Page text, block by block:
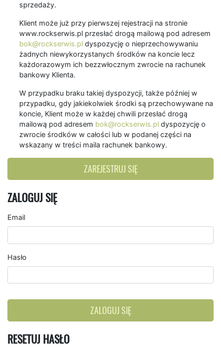
sprzedaży.
Klient może już przy pierwszej rejestracji na stronie
www.rockserwis.pl przesłać drogą mailową pod adresem
bok@rockserwis.pl dyspozycję o nieprzechowywaniu
żadnych niewykorzystanych środków na koncie lecz
każdorazowym ich bezzwłocznym zwrocie na rachunek
bankowy Klienta.
W przypadku braku takiej dyspozycji, także później w
przypadku, gdy jakiekolwiek środki są przechowywane na
koncie, Klient może w każdej chwili przesłać drogą
mailową pod adresem bok@rockserwis.pl dyspozycję o
zwrocie środków w całości lub w podanej części na
wskazany w treści maila rachunek bankowy.
ZAREJESTRUJ SIĘ
ZALOGUJ SIĘ
Email
Hasło
ZALOGUJ SIĘ
RESETUJ HASŁO